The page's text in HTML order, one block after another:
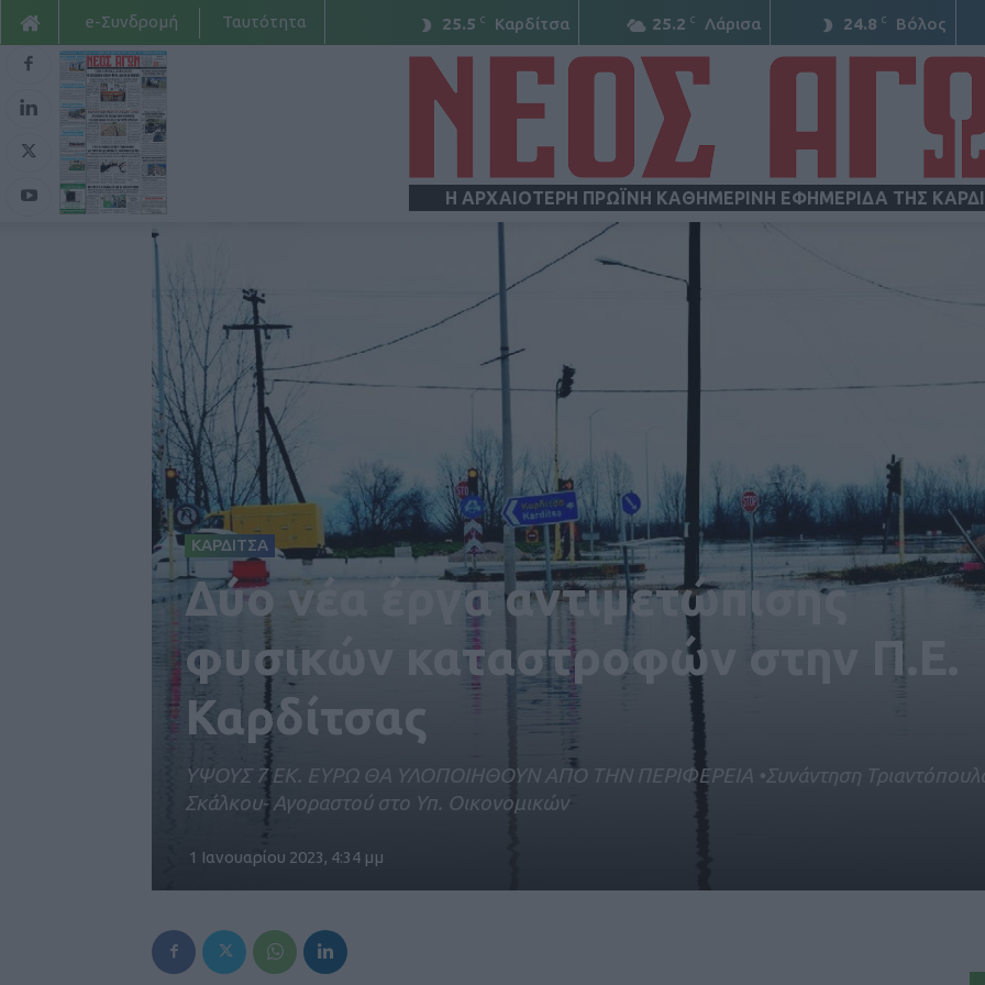
25.5 C Καρδίτσα 25.2 C Λάρισα 24.8 C Βόλος
e-Συνδρομή Ταυτότητα
Η ΑΡΧΑΙΟΤΕΡΗ ΠΡΩΪΝΗ ΚΑΘΗΜΕΡΙΝΗ ΕΦΗΜΕΡΙΔΑ ΤΗΣ
ΚΑΡΔΙΤΣΑ
Δύο νέα έργα αντιμετώπισης
φυσικών καταστροφών στην Π.Ε.
Καρδίτσας
ΥΨΟΥΣ 7 ΕΚ. ΕΥΡΩ ΘΑ ΥΛΟΠΟΙΗΘΟΥΝ ΑΠΟ ΤΗΝ ΠΕΡΙΦΕΡΕΙΑ •Συνάντηση
Σκάλκου- Αγοραστού στο Υπ. Οικονομικών
1 Ιανουαρίου 2023, 4:34 μμ